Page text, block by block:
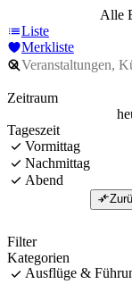
Alle
Liste
Merkliste
Zeitraum
Tageszeit
Vormittag
Nachmittag
Abend
Filter
Kategorien
Ausflüge &